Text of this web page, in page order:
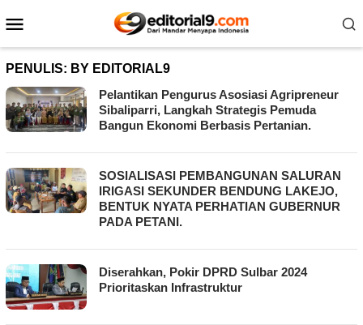
ke
Mobile
PENULIS: BY EDITORIAL9
Pelantikan Pengurus Asosiasi Agripreneur
Sibaliparri, Langkah Strategis Pemuda
Bangun Ekonomi Berbasis Pertanian.
SOSIALISASI PEMBANGUNAN SALURAN
IRIGASI SEKUNDER BENDUNG LAKEJO,
BENTUK NYATA PERHATIAN GUBERNUR
PADA PETANI.
Diserahkan, Pokir DPRD Sulbar 2024
Prioritaskan Infrastruktur